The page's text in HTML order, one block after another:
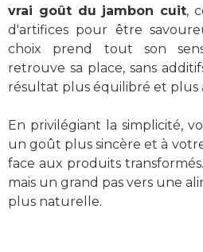
vrai goût du jambon cuit,
d'artifices pour être
choix prend tout son
retrouve sa place, sans
résultat plus équilibré et plus
En privilégiant la simplicité,
un goût plus sincère et à
face aux produits
mais un grand pas vers une
plus naturelle.